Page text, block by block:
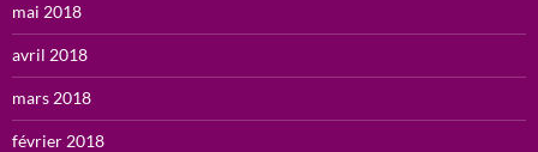
mai 2018
avril 2018
mars 2018
février 2018